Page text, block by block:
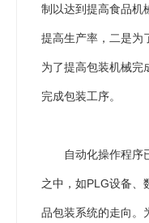
制以达到提高食品机
提高生产率，二是为
为了提高包装机械完
完成包装工序。
自动化操作程序已
之中，如PLG设备、
品包装系统的走向。